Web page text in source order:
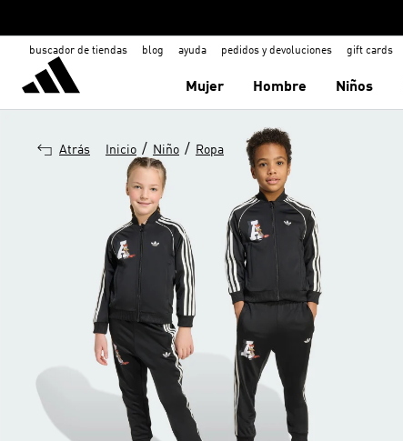
buscador de tiendas blog ayuda pedidos y devoluciones gift cards
Mujer Hombre Niños
Atrás Inicio / Niño / Ropa